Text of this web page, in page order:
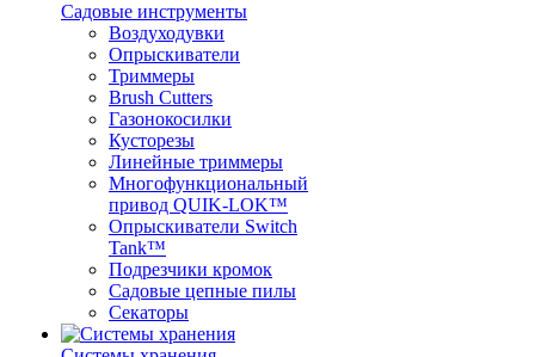
Садовые инструменты
Воздуходувки
Опрыскиватели
Триммеры
Brush Cutters
Газонокосилки
Кусторезы
Линейные триммеры
Многофункциональный
привод QUIK-LOK™
Опрыскиватели Switch
Tank™
Подрезчики кромок
Садовые цепные пилы
Секаторы